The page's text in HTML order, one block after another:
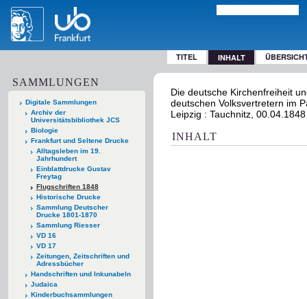
TITEL INHALT
SAMMLUNGEN
Digitale Sammlungen
Archiv der
Universitätsbibliothek JCS
Biologie
Frankfurt und Seltene Drucke
Alltagsleben im 19.
Jahrhundert
Einblattdrucke Gustav
Freytag
Flugschriften 1848
Historische Drucke
Sammlung Deutscher
Drucke 1801-1870
Sammlung Riesser
VD 16
VD 17
Zeitungen, Zeitschriften und
Adressbücher
Handschriften und Inkunabeln
Judaica
Kinderbuchsammlungen
Die deutsche Kirchenfreiheit
deutschen Volksvertretern im
Leipzig : Tauchnitz, 00.04.1848
INHALT